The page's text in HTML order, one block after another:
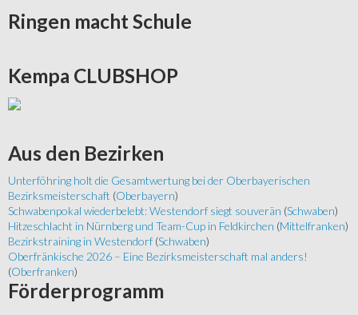
Ringen macht Schule
Kempa CLUBSHOP
Aus den Bezirken
Unterföhring holt die Gesamtwertung bei der Oberbayerischen
Bezirksmeisterschaft (Oberbayern)
Schwabenpokal wiederbelebt: Westendorf siegt souverän (Schwaben)
Hitzeschlacht in Nürnberg und Team-Cup in Feldkirchen (Mittelfranken)
Bezirkstraining in Westendorf (Schwaben)
Oberfränkische 2026 – Eine Bezirksmeisterschaft mal anders!
(Oberfranken)
Förderprogramm